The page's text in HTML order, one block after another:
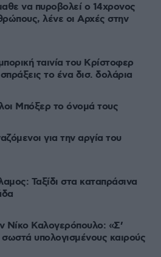
να πυροβολεί ο 14χρονος
λένε οι Αρχές στην
ταινία του Κρίστοφερ
το ένα δισ. δολάρια
Μπόξερ το όνομά τους
για την αργία του
Ταξίδι στα καταπράσινα
Νίκο Καλογερόπουλο: «Σ’
υπολογισμένους καιρούς